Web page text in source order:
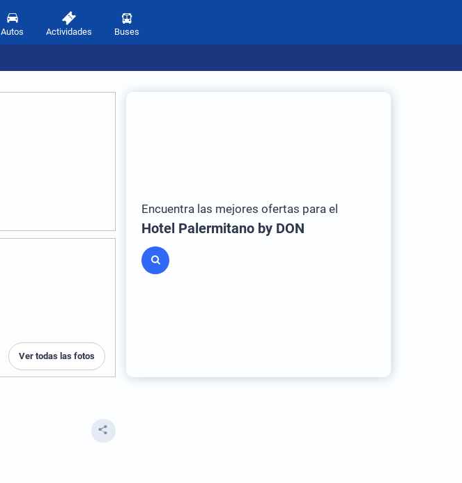
Autos Actividades Buses
Ver todas las fotos
Encuentra las mejores ofertas para el
Hotel Palermitano by DON